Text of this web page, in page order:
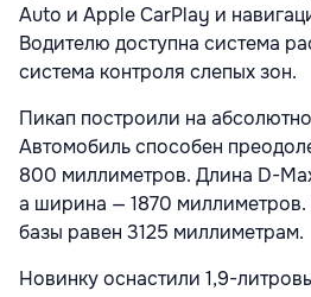
Auto и Apple CarPlay и
Водителю доступна система
система контроля слепых зон.
Пикап построили на
Автомобиль способен
800 миллиметров. Длина D-
а ширина — 1870 миллиметров.
базы равен 3125 миллиметрам.
Новинку оснастили 1,9-